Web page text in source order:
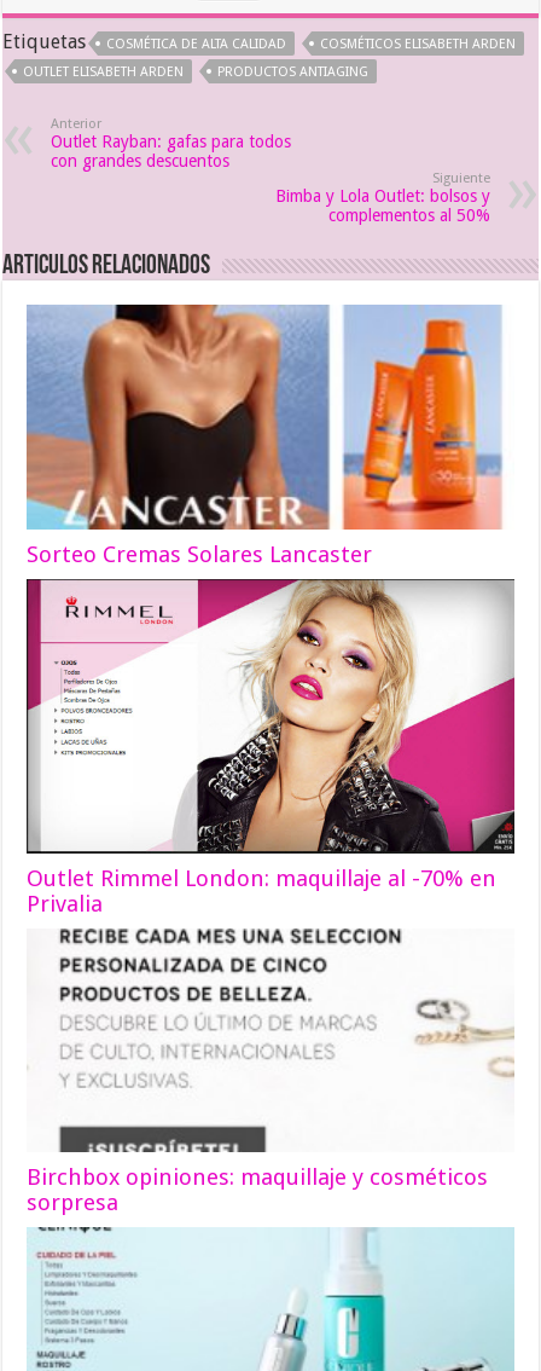
Etiquetas COSMÉTICA DE ALTA CALIDAD
COSMÉTICOS ELISABETH ARDEN
OUTLET ELISABETH ARDEN
PRODUCTOS ANTIAGING
Anterior
Outlet Rayban: gafas para todos
con grandes descuentos
Siguiente
Bimba y Lola Outlet: bolsos y
complementos al 50%
Articulos relacionados
Sorteo Cremas Solares Lancaster
Outlet Rimmel London: maquillaje al -70% en
Privalia
Birchbox opiniones: maquillaje y cosméticos
sorpresa